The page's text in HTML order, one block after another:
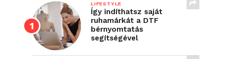
LIFESTYLE
Így indíthatsz saját
ruhamárkát a DTF
bérnyomtatás
segítségével